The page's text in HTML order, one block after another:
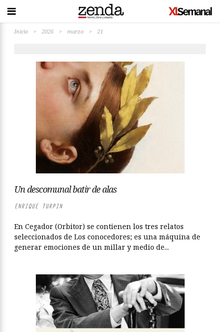
Inicio > 2026 > marzo > 21
Un descomunal batir de alas
ENRIQUE TURPIN
En Cegador (Orbitor) se contienen los tres relatos
seleccionados de Los conocedores; es una máquina de
generar emociones de un millar y medio de...